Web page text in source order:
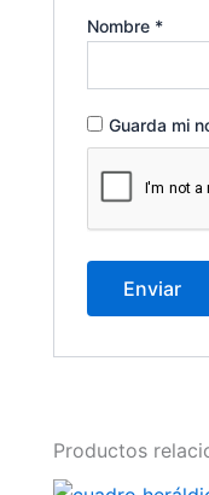
Nombre *
Guarda mi
Productos